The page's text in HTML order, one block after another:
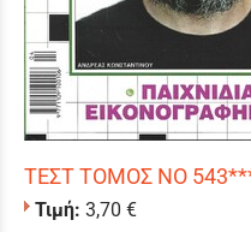
ΤΕΣΤ ΤΟΜΟΣ ΝΟ
Τιμή: 3,70 €